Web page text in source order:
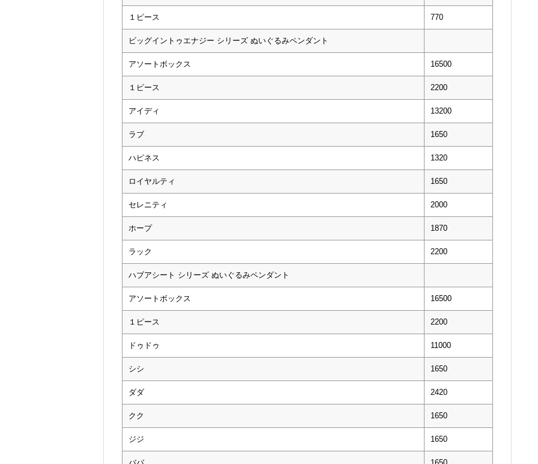
１ピース 770
ビッグイントゥエナジー シリーズ ぬいぐるみペンダント
アソートボックス 16500
１ピース 2200
アイディ 13200
ラブ 1650
ハピネス 1320
ロイヤルティ 1650
セレニティ 2000
ホープ 1870
ラック 2200
ハブアシート シリーズ ぬいぐるみペンダント
アソートボックス 16500
１ピース 2200
ドゥドゥ 11000
シシ 1650
ダダ 2420
クク 1650
ジジ 1650